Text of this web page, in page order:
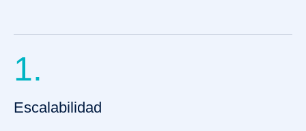
1.
Escalabilidad